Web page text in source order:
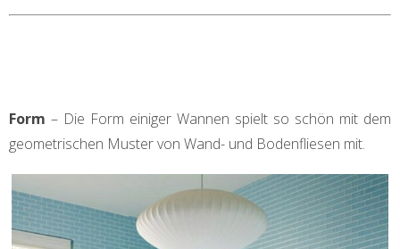
Form – Die Form einiger Wannen spielt so schön mit dem
geometrischen Muster von Wand- und Bodenfliesen mit.